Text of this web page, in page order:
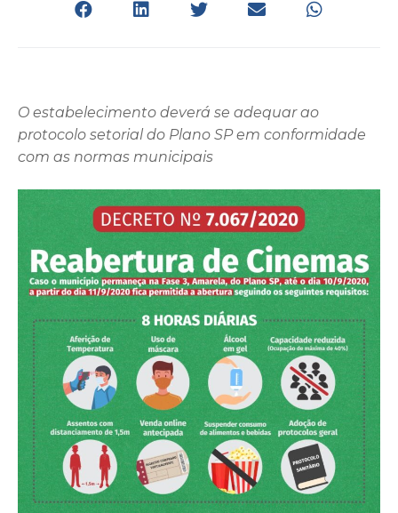
O estabelecimento deverá se adequar ao
protocolo setorial do Plano SP em conformidade
com as normas municipais